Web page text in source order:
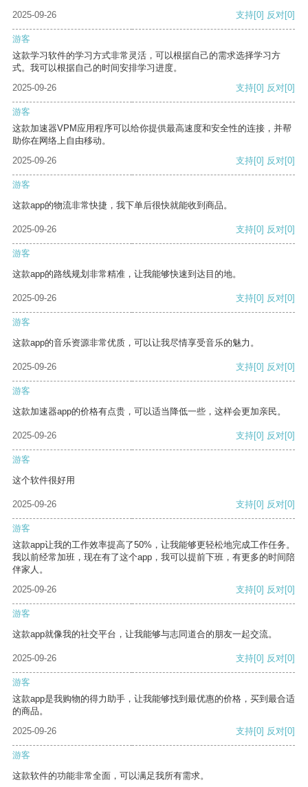
2025-09-26 支持[0] 反对[0]
游客
这款学习软件的学习方式非常灵活，可以根据自己的需求选择学习方
式。我可以根据自己的时间安排学习进度。
2025-09-26
支持[0] 反对[0]
游客
这款加速器VPM应用程序可以给你提供最高速度和安全性的连接，并帮
助你在网络上自由移动。
2025-09-26
支持[0] 反对[0]
游客
这款app的物流非常快捷，我下单后很快就能收到商品。
2025-09-26 支持[0] 反对[0]
游客
这款app的路线规划非常精准，让我能够快速到达目的地。
2025-09-26 支持[0] 反对[0]
游客
这款app的音乐资源非常优质，可以让我尽情享受音乐的魅力。
2025-09-26 支持[0] 反对[0]
游客
这款加速器app的价格有点贵，可以适当降低一些，这样会更加亲民。
2025-09-26 支持[0] 反对[0]
游客
这个软件很好用
2025-09-26 支持[0] 反对[0]
游客
这款app让我的工作效率提高了50%，让我能够更轻松地完成工作任务。
我以前经常加班，现在有了这个app，我可以提前下班，有更多的时间陪
伴家人。
2025-09-26
支持[0] 反对[0]
游客
这款app就像我的社交平台，让我能够与志同道合的朋友一起交流。
2025-09-26 支持[0] 反对[0]
游客
这款app是我购物的得力助手，让我能够找到最优惠的价格，买到最合适
的商品。
2025-09-26
支持[0] 反对[0]
游客
这款软件的功能非常全面，可以满足我所有需求。